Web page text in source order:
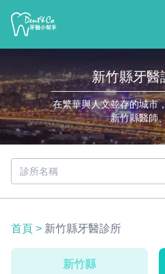
新竹縣牙醫
在繁華與人文並存的城市
新竹縣醫師
首頁 > 新竹縣牙醫診所
新竹縣